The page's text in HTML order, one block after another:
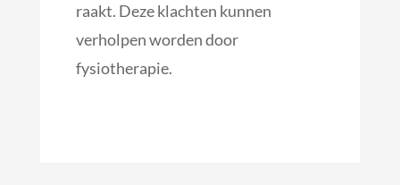
raakt. Deze klachten kunnen
verholpen worden door
fysiotherapie.